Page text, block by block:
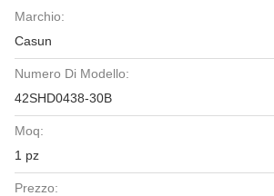
Marchio:
Casun
Numero Di Modello:
42SHD0438-30B
Moq:
1 pz
Prezzo: